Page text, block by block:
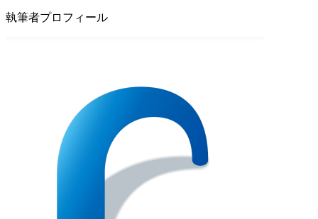
執筆者プロフィール